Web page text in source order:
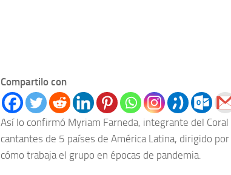
Compartilo con
Así lo confirmó Myriam Farneda, integrante del
cantantes de 5 países de América Latina, dirigido
cómo trabaja el grupo en épocas de pandemia.